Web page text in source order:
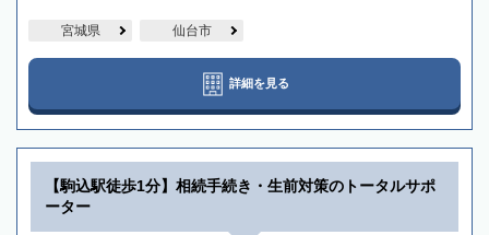
宮城県 仙台市
詳細を見る
【駒込駅徒歩1分】相続手続き・生前対策のトータルサポ
ーター